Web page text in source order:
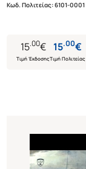
Κωδ. Πολιτείας:6101-0001
15.00€
Τιμή Έκδοσης
15.00€
Τιμή Πολιτείας